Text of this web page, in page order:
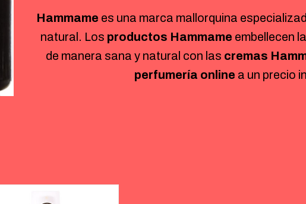
Hammame es una marca mallorquina
natural. Los productos Hammame embellecen
de manera sana y natural con las cremas
perfumería online a un precio